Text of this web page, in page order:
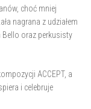
choć mniej
nagrana z udziałem
oraz perkusisty
ACCEPT, a
i celebruje